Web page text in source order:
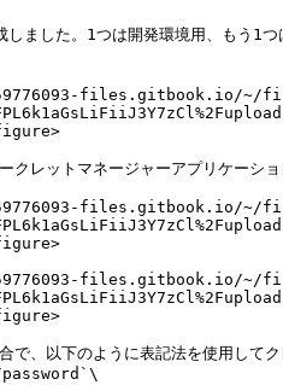
しました。1つは開発環境用、もう1
files.gitbook.io/~/
クレットマネージャーアプリケーショ
files.gitbook.io/~/
files.gitbook.io/~/
で、以下のように表記法を使用して